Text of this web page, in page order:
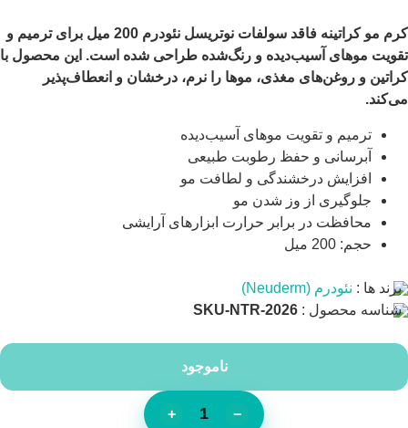
کرم مو کراتینه فاقد سولفات نوتریسل نئودرم 200 میل برای ترمیم و
تقویت موهای آسیب‌دیده و رنگ‌شده طراحی شده است. این محصول با
کراتین و روغن‌های مغذی، موها را نرم، درخشان و انعطاف‌پذیر
می‌کند.
ترمیم و تقویت موهای آسیب‌دیده
آبرسانی و حفظ رطوبت طبیعی
افزایش درخشندگی و لطافت مو
جلوگیری از وز شدن مو
محافظت در برابر حرارت ابزارهای آرایشی
حجم: 200 میل
برند ها : نئودرم (Neuderm)
شناسه محصول : SKU-NTR-2026
ناموجود
−
+